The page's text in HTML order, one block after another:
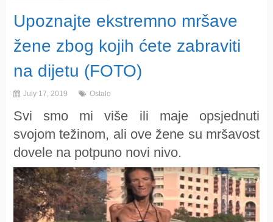
Upoznajte ekstremno mršave
žene zbog kojih ćete zabraviti
na dijetu (FOTO)
July 17, 2019 Ostalo
Svi smo mi više ili maje opsjednuti
svojom težinom, ali ove žene su mršavost
dovele na potpuno novi nivo.